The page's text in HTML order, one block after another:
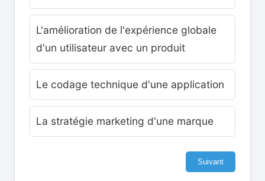
L'amélioration de l'expérience globale
d'un utilisateur avec un produit
Le codage technique d'une application
La stratégie marketing d'une marque
Suivant